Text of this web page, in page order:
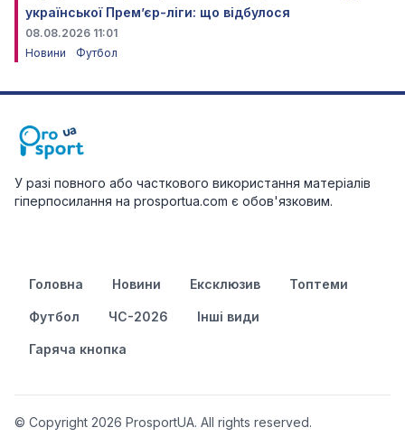
української Прем’єр-ліги: що відбулося
08.08.2026 11:01
Новини
Футбол
У разі повного або часткового використання матеріалів
гіперпосилання на prosportua.com є обов'язковим.
Головна Новини Ексклюзив Топтеми
Футбол ЧС-2026 Інші види
Гаряча кнопка
© Copyright 2026 ProsportUA. All rights reserved.